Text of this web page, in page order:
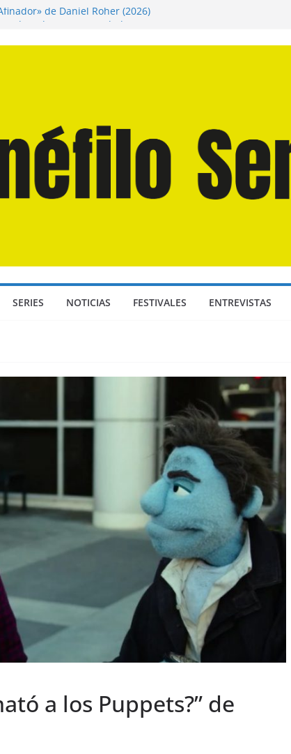
de Daniel Roher (2026)
SERIES NOTICIAS FESTIVALES ENTREVISTAS
a los Puppets?” de